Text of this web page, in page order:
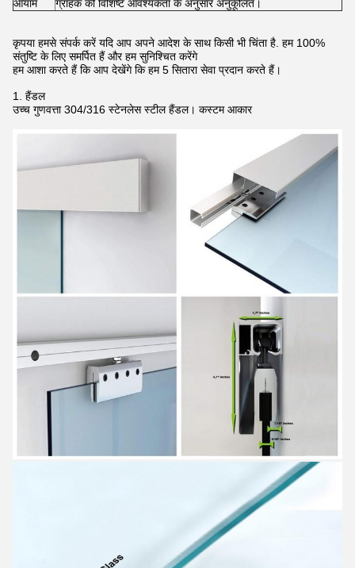
आयाम ग्राहक की विशिष्ट आवश्यकता के अनुसार अनुकूलित।
कृपया हमसे संपर्क करें यदि आप अपने आदेश के साथ किसी भी चिंता है. हम 100%
संतुष्टि के लिए समर्पित हैं और हम सुनिश्चित करेंगे
हम आशा करते हैं कि आप देखेंगे कि हम 5 सितारा सेवा प्रदान करते हैं।
1. हैंडल
उच्च गुणवत्ता 304/316 स्टेनलेस स्टील हैंडल। कस्टम आकार